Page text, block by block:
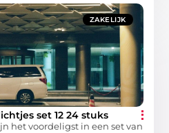
ZAKELIJK
set 12 24 stuks
het voordeligst in een set van